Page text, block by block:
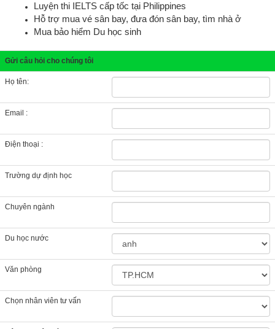
Luyện thi IELTS cấp tốc tại Philippines
Hỗ trợ mua vé sân bay, đưa đón sân bay, tìm nhà ở
Mua bảo hiểm Du học sinh
Gửi câu hỏi cho chúng tôi
Họ tên:
Email :
Điện thoại :
Trường dự định học
Chuyên ngành
Du học nước
Văn phòng
Chọn nhân viên tư vấn